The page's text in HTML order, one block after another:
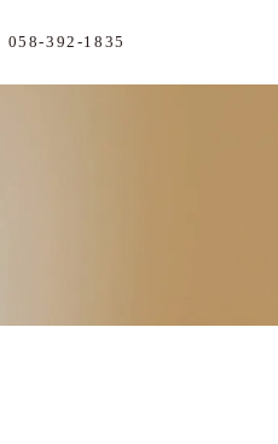
058-392-1835